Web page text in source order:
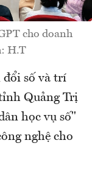
cho doanh
H.T
đổi số và trí
Quảng Trị
học vụ số"
nghệ cho